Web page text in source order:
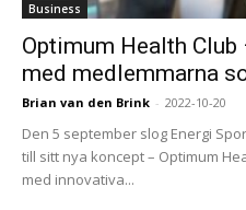
Business
Optimum Health
med medlemmarna
Brian van den Brink - 2022-10-20
Den 5 september slog Energi
till sitt nya koncept – Optimum
med innovativa...